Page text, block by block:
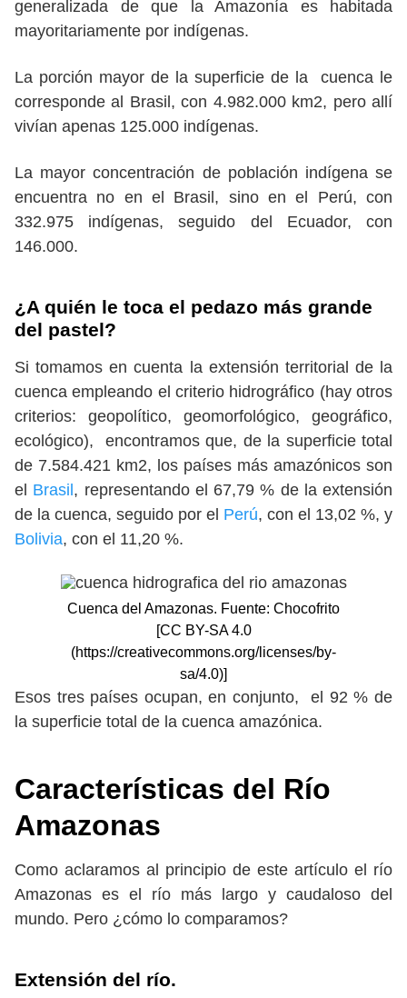
generalizada de que la Amazonía es habitada
mayoritariamente por indígenas.
La porción mayor de la superficie de la cuenca le
corresponde al Brasil, con 4.982.000 km2, pero allí
vivían apenas 125.000 indígenas.
La mayor concentración de población indígena se
encuentra no en el Brasil, sino en el Perú, con
332.975 indígenas, seguido del Ecuador, con
146.000.
¿A quién le toca el pedazo más grande
del pastel?
Si tomamos en cuenta la extensión territorial de la
cuenca empleando el criterio hidrográfico (hay otros
criterios: geopolítico, geomorfológico, geográfico,
ecológico), encontramos que, de la superficie total
de 7.584.421 km2, los países más amazónicos son
el Brasil, representando el 67,79 % de la extensión
de la cuenca, seguido por el Perú, con el 13,02 %, y
Bolivia, con el 11,20 %.
Cuenca del Amazonas. Fuente: Chocofrito
[CC BY-SA 4.0
(https://creativecommons.org/licenses/by-
sa/4.0)]
Esos tres países ocupan, en conjunto, el 92 % de
la superficie total de la cuenca amazónica.
Características del Río
Amazonas
Como aclaramos al principio de este artículo el río
Amazonas es el río más largo y caudaloso del
mundo. Pero ¿cómo lo comparamos?
Extensión del río.